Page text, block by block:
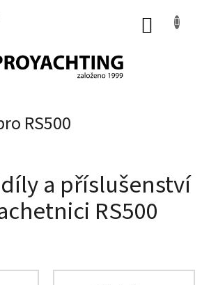
RS500
a příslušenství
RS500